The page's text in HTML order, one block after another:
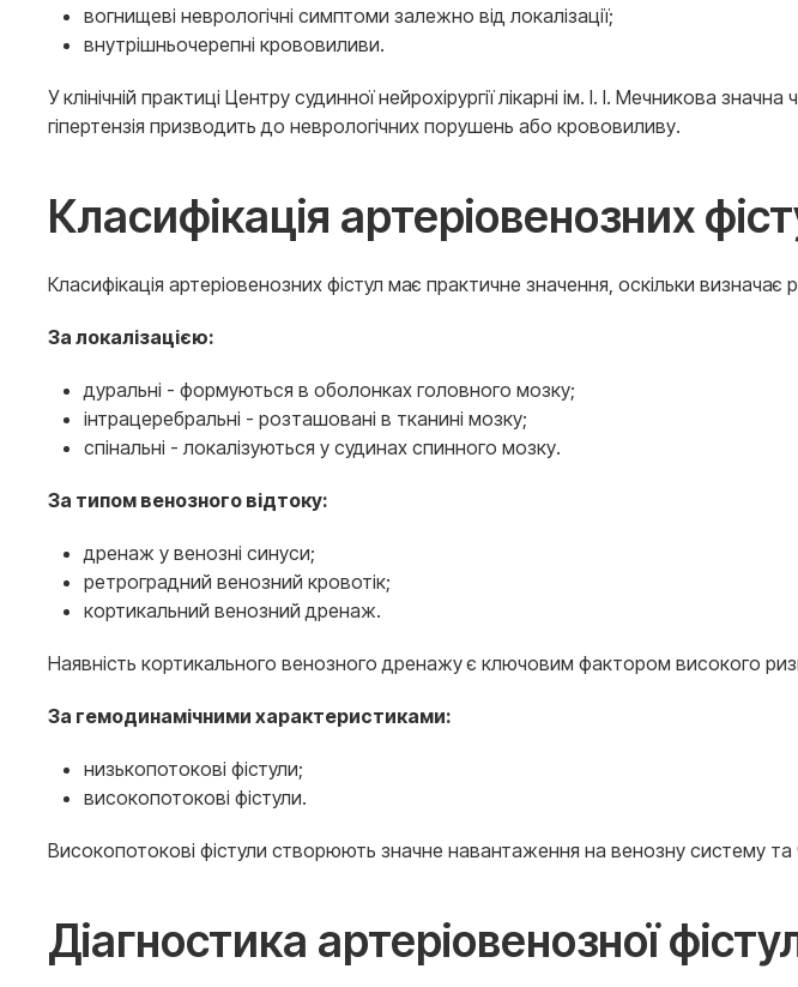
вогнищеві неврологічні симптоми залежно від локалізації;
внутрішньочерепні крововиливи.
У клінічній практиці Центру судинної нейрохірургії лікарні ім. І. І. Мечникова
гіпертензія призводить до неврологічних порушень або крововиливу.
Класифікація артеріовенозних
Класифікація артеріовенозних фістул має практичне значення, оскільки визначає
За локалізацією:
дуральні - формуються в оболонках головного мозку;
інтрацеребральні - розташовані в тканині мозку;
спінальні - локалізуються у судинах спинного мозку.
За типом венозного відтоку:
дренаж у венозні синуси;
ретроградний венозний кровотік;
кортикальний венозний дренаж.
Наявність кортикального венозного дренажу є ключовим фактором високого
За гемодинамічними характеристиками:
низькопотокові фістули;
високопотокові фістули.
Високопотокові фістули створюють значне навантаження на венозну систему
Діагностика артеріовенозної